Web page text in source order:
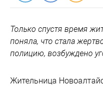
Только спустя время
поняла, что стала
полицию, возбуждено
Жительница